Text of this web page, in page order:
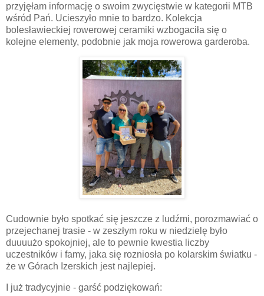
przyjęłam informację o swoim zwycięstwie w kategorii MTB
wśród Pań. Ucieszyło mnie to bardzo. Kolekcja
bolesławieckiej rowerowej ceramiki wzbogaciła się o
kolejne elementy, podobnie jak moja rowerowa garderoba.
Cudownie było spotkać się jeszcze z ludźmi, porozmawiać o
przejechanej trasie - w zeszłym roku w niedzielę było
duuuużo spokojniej, ale to pewnie kwestia liczby
uczestników i famy, jaka się rozniosła po kolarskim światku -
że w Górach Izerskich jest najlepiej.
I już tradycyjnie - garść podziękowań: